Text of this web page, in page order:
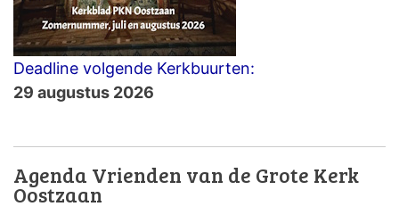
Deadline volgende Kerkbuurten:
29 augustus 2026
Agenda Vrienden van de Grote Kerk
Oostzaan